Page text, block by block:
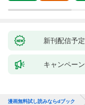
新刊配信予定
キャンペーン
漫画無料試し読みならdブック